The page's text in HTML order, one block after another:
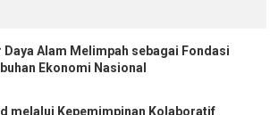
Daya Alam Melimpah sebagai Fondasi
Ekonomi Nasional
melalui Kepemimpinan Kolaboratif